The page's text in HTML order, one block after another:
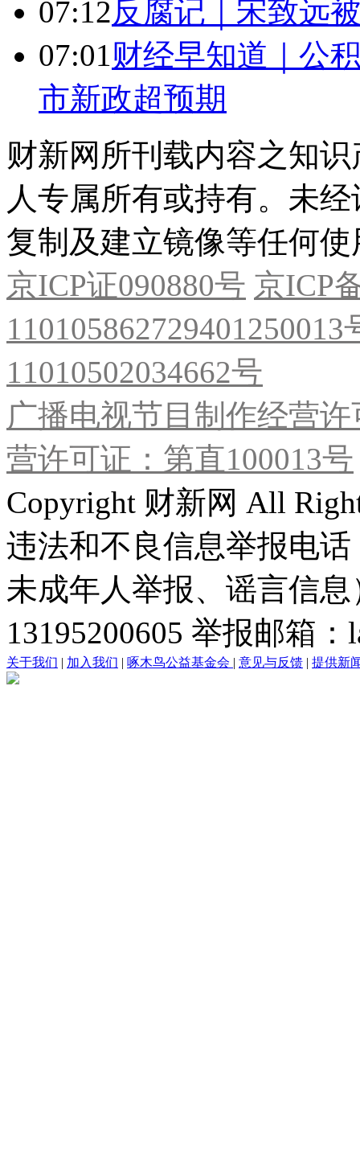
07:12反腐记｜宋致远
07:01财经早知道｜公
市新政超预期
财新网所刊载内容之知
人专属所有或持有。未
复制及建立镜像等任何使
京ICP证090880号 京ICP
11010502034662号
广播电视节目制作经营
营许可证：第直100013号
Copyright 财新网 All
违法和不良信息举报电
未成年人举报、谣言信
13195200605 举报邮箱
关于我们 | 加入我们 | 啄木鸟公益基金会 | 意见与反馈 | 提供新